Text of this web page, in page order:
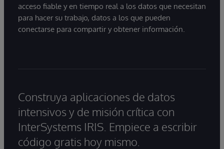
acceso fiable y en tiempo real a los datos que necesitan
para hacer su trabajo, datos a los que pueden
conectarse para compartir y obtener información.
Construya aplicaciones de datos
intensivos y de misión crítica con
InterSystems IRIS. Empiece a escribir
código gratis hoy mismo.